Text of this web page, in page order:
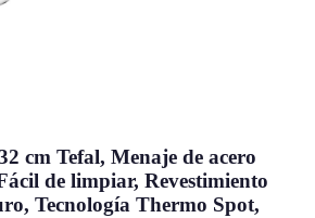
cm Tefal, Menaje de acero
de limpiar, Revestimiento
Tecnología Thermo Spot,